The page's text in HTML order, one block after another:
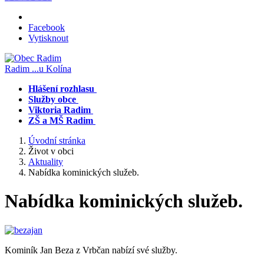
Facebook
Vytisknout
Radim ...u Kolína
Hlášení rozhlasu
Služby obce
Viktoria Radim
ZŠ a MŠ Radim
Úvodní stránka
Život v obci
Aktuality
Nabídka kominických služeb.
Nabídka kominických služeb.
Kominík Jan Beza z Vrbčan nabízí své služby.